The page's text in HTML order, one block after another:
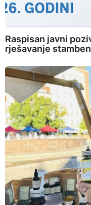
Raspisan javni
rješavanje